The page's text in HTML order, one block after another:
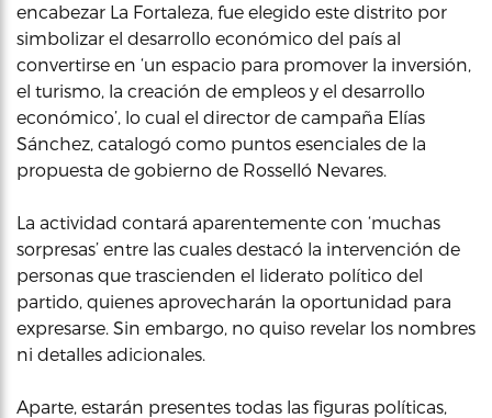
encabezar La Fortaleza, fue elegido este distrito por
simbolizar el desarrollo económico del país al
convertirse en ‘un espacio para promover la inversión,
el turismo, la creación de empleos y el desarrollo
económico’, lo cual el director de campaña Elías
Sánchez, catalogó como puntos esenciales de la
propuesta de gobierno de Rosselló Nevares.
La actividad contará aparentemente con ‘muchas
sorpresas’ entre las cuales destacó la intervención de
personas que trascienden el liderato político del
partido, quienes aprovecharán la oportunidad para
expresarse. Sin embargo, no quiso revelar los nombres
ni detalles adicionales.
Aparte, estarán presentes todas las figuras políticas,